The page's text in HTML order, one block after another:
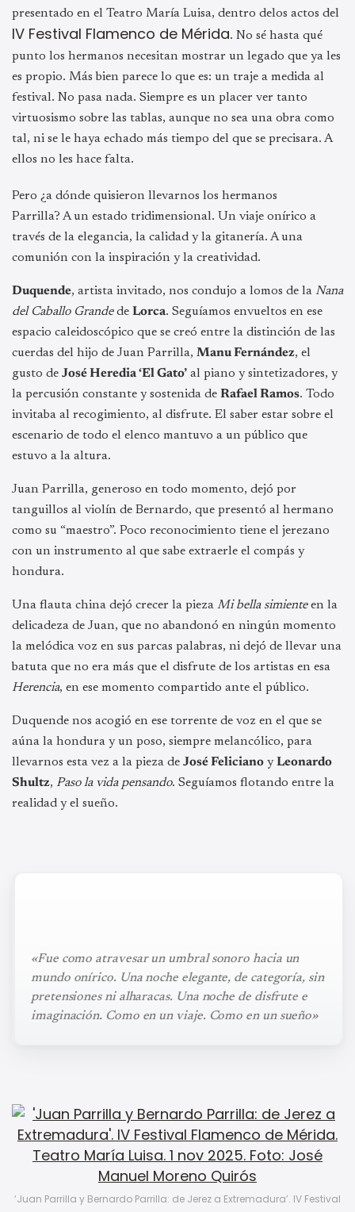
presentado en el Teatro María Luisa, dentro delos actos del
IV Festival Flamenco de Mérida. No sé hasta qué
punto los hermanos necesitan mostrar un legado que ya les
es propio. Más bien parece lo que es: un traje a medida al
festival. No pasa nada. Siempre es un placer ver tanto
virtuosismo sobre las tablas, aunque no sea una obra como
tal, ni se le haya echado más tiempo del que se precisara. A
ellos no les hace falta.
Pero ¿a dónde quisieron llevarnos los hermanos
Parrilla? A un estado tridimensional. Un viaje onírico a
través de la elegancia, la calidad y la gitanería. A una
comunión con la inspiración y la creatividad.
Duquende, artista invitado, nos condujo a lomos de la Nana
del Caballo Grandede Lorca. Seguíamos envueltos en ese
espacio caleidoscópico que se creó entre la distinción de las
cuerdas del hijo de Juan Parrilla, Manu Fernández, el
gusto de José Heredia ‘El Gato’ al piano y sintetizadores, y
la percusión constante y sostenida de Rafael Ramos. Todo
invitaba al recogimiento, al disfrute. El saber estar sobre el
escenario de todo el elenco mantuvo a un público que
estuvo a la altura.
Juan Parrilla, generoso en todo momento, dejó por
tanguillos al violín de Bernardo, que presentó al hermano
como su “maestro”. Poco reconocimiento tiene el jerezano
con un instrumento al que sabe extraerle el compás y
hondura.
Una flauta china dejó crecer la pieza Mi bella simienteen la
delicadeza de Juan, que no abandonó en ningún momento
la melódica voz en sus parcas palabras, ni dejó de llevar una
batuta que no era más que el disfrute de los artistas en esa
Herencia, en ese momento compartido ante el público.
Duquende nos acogió en ese torrente de voz en el que se
aúna la hondura y un poso, siempre melancólico, para
llevarnos esta vez a la pieza de José Feliciano yLeonardo
Shultz, Paso la vida pensando. Seguíamos flotando entre la
realidad y el sueño.
«Fue como atravesar un umbral sonoro hacia un
mundo onírico. Una noche elegante, de categoría, sin
pretensiones ni alharacas. Una noche de disfrute e
imaginación. Como en un viaje. Como en un sueño»
‘Juan Parrilla y Bernardo Parrilla: de Jerez a Extremadura’. IV Festival